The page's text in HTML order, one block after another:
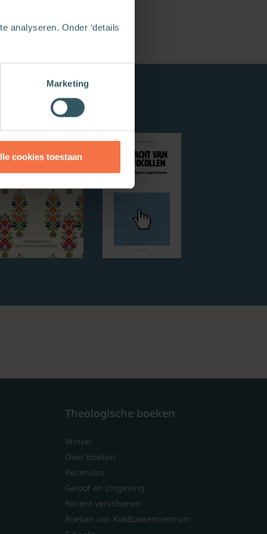
analyseren. Onder ‘details
Marketing
cookies toestaan
Theologische boeken
Winkel
Over boeken
Recensies
Geloof en zingeving
Recent verschenen
Boeken van KokBoekencentrum